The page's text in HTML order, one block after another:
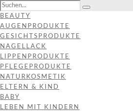
BEAUTY
AUGENPRODUKTE
GESICHTSPRODUKTE
NAGELLACK
LIPPENPRODUKTE
PFLEGEPRODUKTE
NATURKOSMETIK
ELTERN & KIND
BABY
LEBEN MIT KINDERN